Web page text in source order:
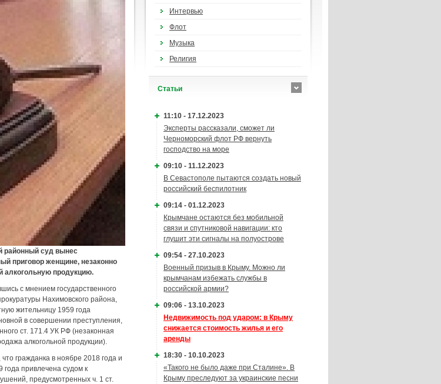
районный суд вынес
приговор женщине, незаконно
алкогольную продукцию.
с мнением государственного
Нахимовского района,
жительницу 1959 года
в совершении преступления,
ст. 171.4 УК РФ (незаконная
алкогольной продукции).
гражданка в ноябре 2018 года и
года привлечена судом к
предусмотренных ч. 1 ст.
Интервью
Флот
Музыка
Религия
Cтатьи
11:10 - 17.12.2023
Эксперты рассказали, сможет ли
Черноморский флот РФ вернуть
господство на море
09:10 - 11.12.2023
В Севастополе пытаются создать новый
российский беспилотник
09:14 - 01.12.2023
Крымчане остаются без мобильной
связи и спутниковой навигации: кто
глушит эти сигналы на полуострове
09:54 - 27.10.2023
Военный призыв в Крыму. Можно ли
крымчанам избежать службы в
российской армии?
09:06 - 13.10.2023
Недвижимость под ударом: в Крыму
снижается стоимость жилья и его
аренды
18:30 - 10.10.2023
«Такого не было даже при Сталине». В
Крыму преследуют за украинские песни